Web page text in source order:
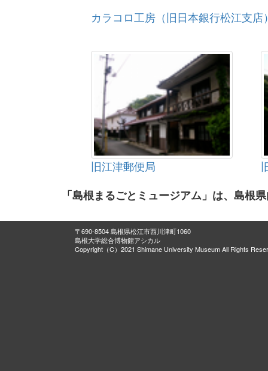
カラコロ工房（旧日本銀行松江支店
旧江津郵便局
「島根まるごとミュージアム」は、島根
〒690-8504 島根県松江市西川津町1060
島根大学総合博物館アシカル
Copyright（C）2021 Shimane University Museum All Rights